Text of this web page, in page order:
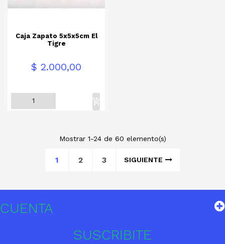
Caja Zapato 5x5x5cm El
Tigre
Precio$ 2.000,00
Mostrar 1-24 de 60 elemento(s)
1 2 3 SIGUIENTE
CUENTA
SUSCRIBITE